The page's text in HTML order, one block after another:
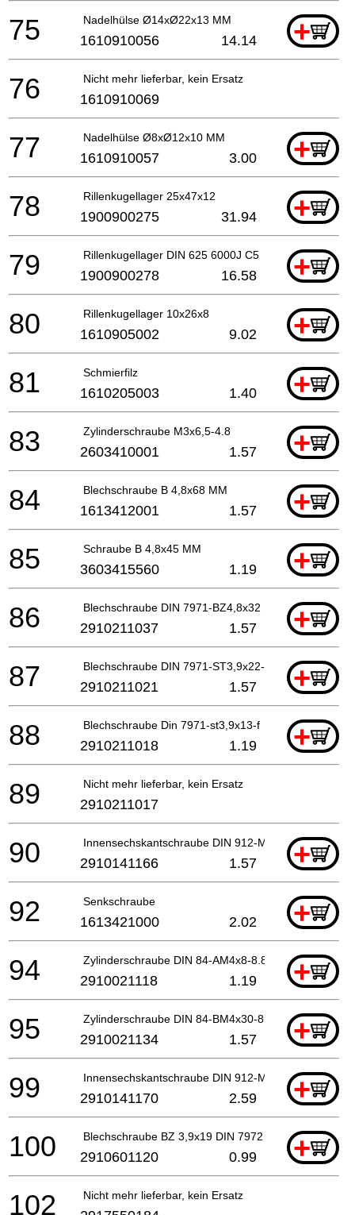
Nadelhülse Ø14xØ22x13 MM +
75 1610910056 14.14
Nicht mehr lieferbar, kein Ersatz
76 1610910069
Nadelhülse Ø8xØ12x10 MM +
77 1610910057 3.00
Rillenkugellager 25x47x12 +
78 1900900275 31.94
Rillenkugellager DIN 625 6000J C5 +
79 1900900278 16.58
Rillenkugellager 10x26x8 +
80 1610905002 9.02
Schmierfilz +
81 1610205003 1.40
Zylinderschraube M3x6,5-4.8 +
83 2603410001 1.57
Blechschraube B 4,8x68 MM +
84 1613412001 1.57
Schraube B 4,8x45 MM +
85 3603415560 1.19
Blechschraube DIN 7971-BZ4,8x32 +
86 2910211037 1.57
Blechschraube DIN 7971-ST3,9x22-F +
87 2910211021 1.57
Blechschraube Din 7971-st3,9x13-f +
88 2910211018 1.19
Nicht mehr lieferbar, kein Ersatz
89 2910211017
Innensechskantschraube DIN 912-M 5x30-8.8
+
90 2910141166 1.57
Senkschraube +
92 1613421000 2.02
Zylinderschraube DIN 84-AM4x8-8.8 +
94 2910021118 1.19
Zylinderschraube DIN 84-BM4x30-8.8 +
95 2910021134 1.57
Innensechskantschraube DIN 912-M5x40-8.8
+
99 2910141170 2.59
Blechschraube BZ 3,9x19 DIN 7972 +
100 2910601120 0.99
Nicht mehr lieferbar, kein Ersatz
102